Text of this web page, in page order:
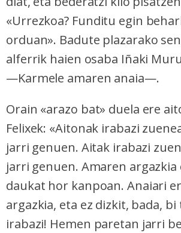
«Urrezkoa? Funditu egin
orduan». Badute plazarako
alferrik haien osaba Iñaki
—Karmele amaren anaia—.
Orain «arazo bat» duela ere
Felixek: «Aitonak irabazi
jarri genuen. Aitak irabazi
jarri genuen. Amaren
daukat hor kanpoan. Anaiari
argazkia, eta ez dizkit, bada, bi
irabazi! Hemen paretan jarri